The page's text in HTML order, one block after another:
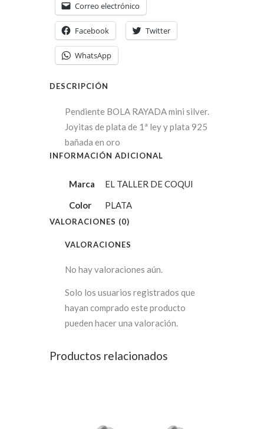
Correo electrónico
Facebook Twitter
WhatsApp
DESCRIPCIÓN
Pendiente BOLA RAYADA mini silver.
Joyitas de plata de 1ª ley y plata 925
bañada en oro
INFORMACIÓN ADICIONAL
Marca
EL TALLER DE COQUI
Color
PLATA
VALORACIONES (0)
VALORACIONES
No hay valoraciones aún.
Solo los usuarios registrados que
hayan comprado este producto
pueden hacer una valoración.
Productos relacionados